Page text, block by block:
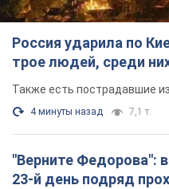
Россия ударила по
трое людей, среди
Также есть пострадавшие
4 минуты назад 7,1 т.
"Верните Федорова":
23-й день подряд